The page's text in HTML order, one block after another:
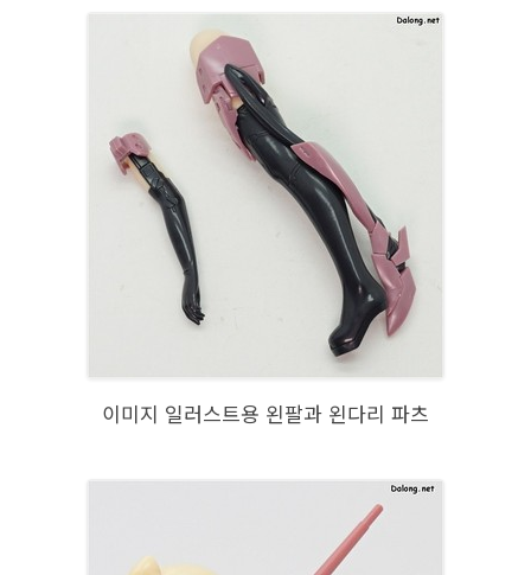
이미지 일러스트용 왼팔과 왼다리 파츠